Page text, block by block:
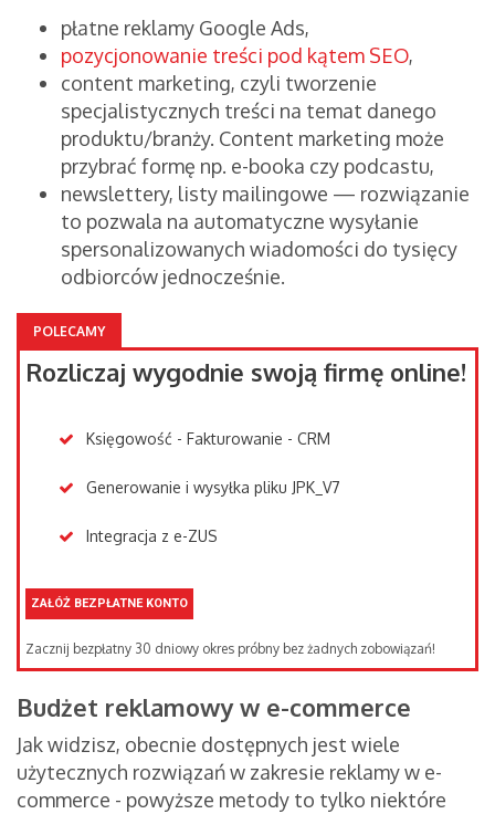
płatne reklamy Google Ads,
pozycjonowanie treści pod kątem SEO,
content marketing, czyli tworzenie
specjalistycznych treści na temat danego
produktu/branży. Content marketing może
przybrać formę np. e-booka czy podcastu,
newslettery, listy mailingowe — rozwiązanie
to pozwala na automatyczne wysyłanie
spersonalizowanych wiadomości do tysięcy
odbiorców jednocześnie.
POLECAMY
Rozliczaj wygodnie swoją firmę online!
Księgowość - Fakturowanie - CRM
Generowanie i wysyłka pliku JPK_V7
Integracja z e-ZUS
ZAŁÓŻ BEZPŁATNE KONTO
Zacznij bezpłatny 30 dniowy okres próbny bez żadnych zobowiązań!
Budżet reklamowy w e-commerce
Jak widzisz, obecnie dostępnych jest wiele
użytecznych rozwiązań w zakresie reklamy w e-
commerce - powyższe metody to tylko niektóre